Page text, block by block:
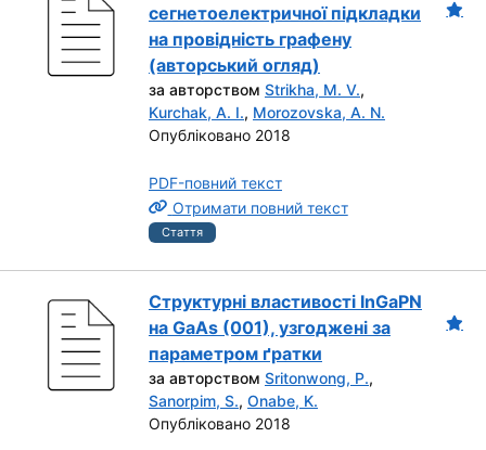
сегнетоелектричної підкладки
на провідність графену
(авторський огляд)
за авторством Strikha, M. V.,
Kurchak, A. I., Morozovska, A. N.
Опубліковано 2018
PDF-повний текст
Отримати повний текст
Стаття
Структурні властивості InGaPN
на GaAs (001), узгоджені за
параметром ґратки
за авторством Sritonwong, P.,
Sanorpim, S., Onabe, K.
Опубліковано 2018